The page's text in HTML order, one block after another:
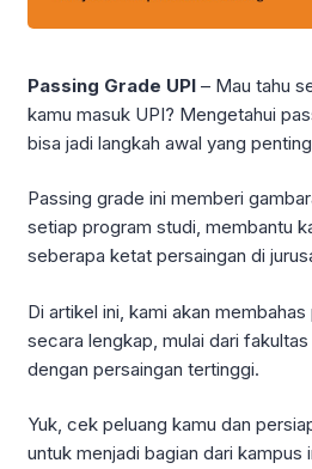
Passing Grade UPI – Mau tahu
kamu masuk UPI? Mengetahui
bisa jadi langkah awal yang
Passing grade ini memberi
setiap program studi, membantu
seberapa ketat persaingan di
Di artikel ini, kami akan
secara lengkap, mulai dari
dengan persaingan tertinggi.
Yuk, cek peluang kamu dan
untuk menjadi bagian dari kampus